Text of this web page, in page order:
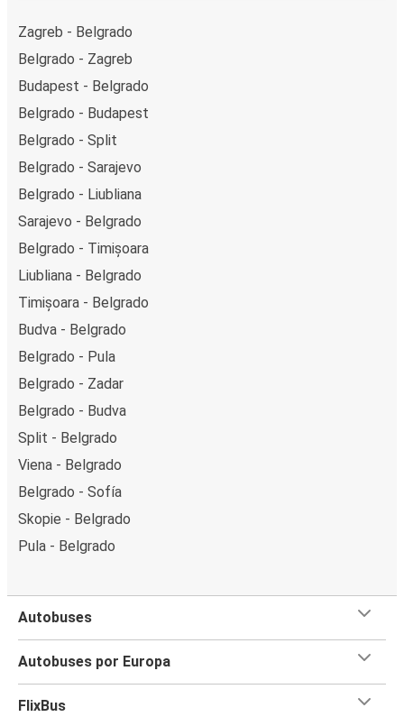
Zagreb - Belgrado
Belgrado - Zagreb
Budapest - Belgrado
Belgrado - Budapest
Belgrado - Split
Belgrado - Sarajevo
Belgrado - Liubliana
Sarajevo - Belgrado
Belgrado - Timișoara
Liubliana - Belgrado
Timișoara - Belgrado
Budva - Belgrado
Belgrado - Pula
Belgrado - Zadar
Belgrado - Budva
Split - Belgrado
Viena - Belgrado
Belgrado - Sofía
Skopie - Belgrado
Pula - Belgrado
Autobuses
Autobuses por Europa
FlixBus